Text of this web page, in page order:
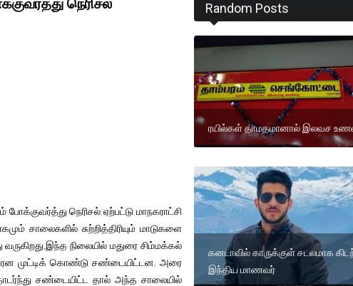
நெரிசல்
போக்குவர்த்து நெரிசல் ஏற்பட்டு மாநகராட்சி
சாலைகளில் சுற்றித்திரியும் மாடுகளை
வருகிறது‌.இந்த நிலையில் மதுரை சிம்மக்கல்
முட்டிக் கொண்டு சண்டையிட்டன. அரை
சண்டையிட்ட தால் அந்த சாலையில்
Random Posts
ரயில்கள் தாமதமானால் இலவச
கனடாவில் காருக்குள் சடலமாக
இந்திய மாணவர்